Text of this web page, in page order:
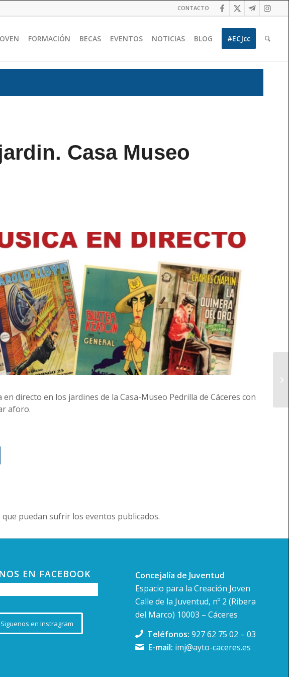
CONTACTO
FORMACIÓN BECAS EVENTOS NOTICIAS BLOG #ECJcc
Casa Museo
en directo en los jardines de la Casa-Museo Pedrilla de Cáceres con
aforo.
que puedan sufrir los eventos publicados.
EN FACEBOOK
Siguenos en Instragram
Concejalía de Juventud
Espacio para la Creación Joven
Calle de la Juventud, nº 2 (Ribera
del Marco) 10003 – Cáceres
Teléfonos: 927 62 75 02 –03
E-mail: imj@ayto-caceres.es